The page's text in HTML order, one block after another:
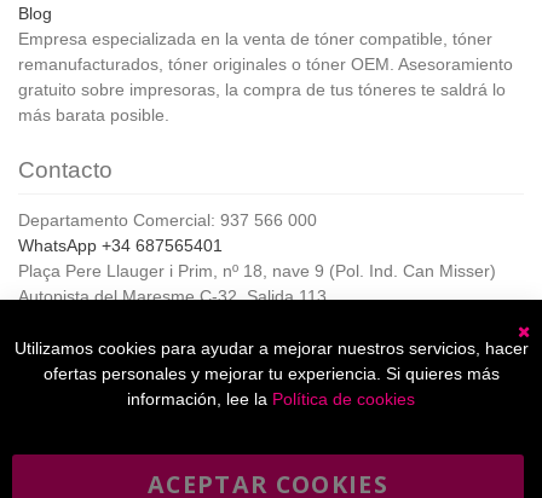
Blog
Empresa especializada en la venta de tóner compatible, tóner
remanufacturados, tóner originales o tóner OEM. Asesoramiento
gratuito sobre impresoras, la compra de tus tóneres te saldrá lo
más barata posible.
Contacto
Departamento Comercial: 937 566 000
WhatsApp +34 687565401
Plaça Pere Llauger i Prim, nº 18, nave 9 (Pol. Ind. Can Misser)
Autopista del Maresme C-32, Salida 113
Horario de Atención al cliente:
De lunes a jueves de 8:00 a 17:00,
Viernes de 8:00 a 15:00
Utilizamos cookies para ayudar a mejorar nuestros servicios, hacer
ofertas personales y mejorar tu experiencia. Si quieres más
información, lee la Política de cookies
ACEPTAR COOKIES